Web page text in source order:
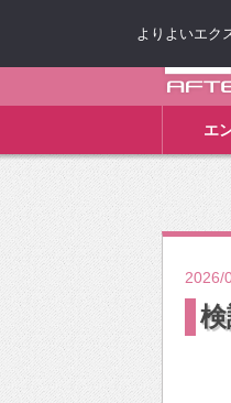
エ
2026/
よりよいエク